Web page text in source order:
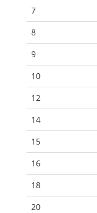
7
8
9
10
12
14
15
16
18
20